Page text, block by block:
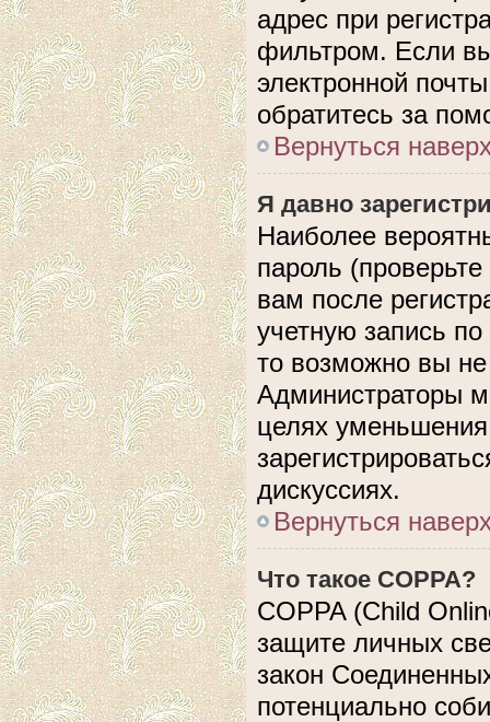
адрес при
фильтром. Если
электронной
обратитесь за
Вернуться
Я давно
Наиболее
пароль
вам после
учетную запись
то возможно вы
Администраторы
целях
дискуссиях.
Вернуться
Что такое COPPA?
COPPA (Child
защите личных
закон
потенциально